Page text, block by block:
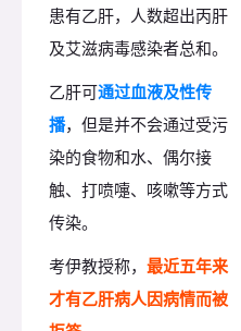
患有乙肝，人数超出丙肝
及艾滋病毒感染者总和。
乙肝可通过血液及性传
播，但是并不会通过受污
染的食物和水、偶尔接
触、打喷嚏、咳嗽等方式
传染。
考伊教授称， 最近五年来
才有乙肝病人因病情而被